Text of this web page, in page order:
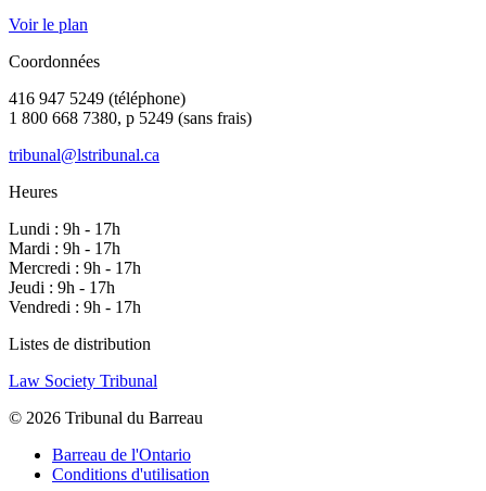
Voir le plan
Coordonnées
416 947 5249 (téléphone)
1 800 668 7380, p 5249 (sans frais)
tribunal@lstribunal.ca
Heures
Lundi : 9h - 17h
Mardi : 9h - 17h
Mercredi : 9h - 17h
Jeudi : 9h - 17h
Vendredi : 9h - 17h
Listes de distribution
Law Society Tribunal
© 2026 Tribunal du Barreau
Barreau de l'Ontario
Conditions d'utilisation